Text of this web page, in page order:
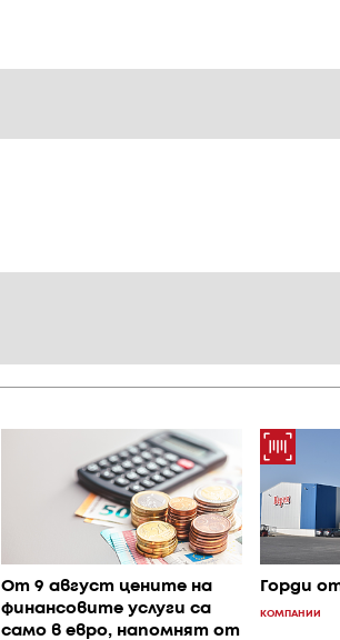
От 9 август цените на
финансовите услуги са
само в евро, напомнят от
Горди
КОМПАНИИ